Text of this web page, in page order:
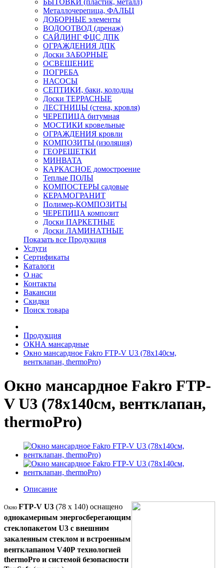
БЫТОВКИ (пластик, металл)
Металлочерепица, ФАЛЬЦ
ДОБОРНЫЕ элементы
ВОДООТВОД (дренаж)
САЙДИНГ ФЦС ДПК
ОГРАЖДЕНИЯ ДПК
Доски ЗАБОРНЫЕ
ОСВЕЩЕНИЕ
ПОГРЕБА
НАСОСЫ
СЕПТИКИ, баки, колодцы
Доски ТЕРРАСНЫЕ
ЛЕСТНИЦЫ (стена, кровля)
ЧЕРЕПИЦА битумная
МОСТИКИ кровельные
ОГРАЖДЕНИЯ кровли
КОМПОЗИТЫ (изоляция)
ГЕОРЕШЕТКИ
МИНВАТА
КАРКАСНОЕ домостроение
Теплые ПОЛЫ
КОМПОСТЕРЫ садовые
КЕРАМОГРАНИТ
Полимер-КОМПОЗИТЫ
ЧЕРЕПИЦА композит
Доски ПАРКЕТНЫЕ
Доски ЛАМИНАТНЫЕ
Показать все Продукция
Услуги
Сертификаты
Каталоги
О нас
Контакты
Вакансии
Скидки
Поиск товара
Продукция
ОКНА мансардные
Окно мансардное Fakro FTP-V U3 (78x140см,
вентклапан, thermoPro)
Окно мансардное Fakro FTP-
V U3 (78x140см, вентклапан,
thermoPro)
Описание
Окно FTP-V U3 (78 x 140) оснащено
однокамерным энергосберегающим
стеклопакетом U3 с внешним
закаленным стеклом и встроенным
вентклапаном V40P технологией
thermoPro и системой безопасности